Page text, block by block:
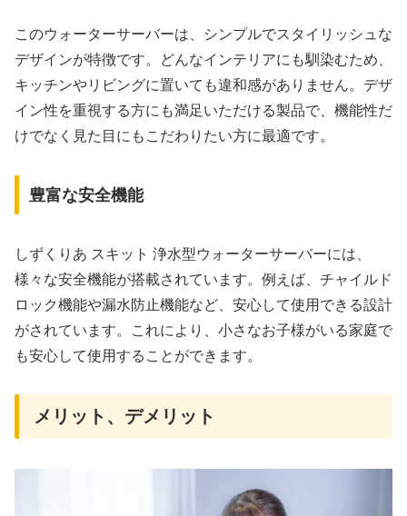
このウォーターサーバーは、シンプルでスタイリッシュな
デザインが特徴です。どんなインテリアにも馴染むため、
キッチンやリビングに置いても違和感がありません。デザ
イン性を重視する方にも満足いただける製品で、機能性だ
けでなく見た目にもこだわりたい方に最適です。
豊富な安全機能
しずくりあ スキット 浄水型ウォーターサーバーには、
様々な安全機能が搭載されています。例えば、チャイルド
ロック機能や漏水防止機能など、安心して使用できる設計
がされています。これにより、小さなお子様がいる家庭で
も安心して使用することができます。
メリット、デメリット